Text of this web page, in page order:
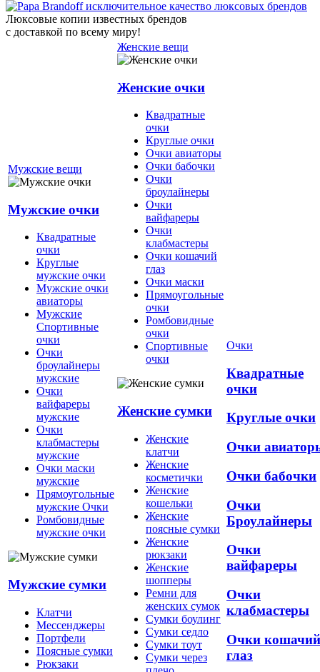
Люксовые копии известных брендов
с доставкой по всему миру!
Мужские вещи
Мужские очки
Квадратные
очки
Круглые
мужские очки
Мужские очки
авиаторы
Мужские
Спортивные
очки
Очки
броулайнеры
мужские
Очки
вайфареры
мужские
Очки
клабмастеры
мужские
Очки маски
мужские
Прямоугольные
мужские Очки
Ромбовидные
мужские очки
Мужские сумки
Клатчи
Мессенджеры
Портфели
Поясные сумки
Рюкзаки
Женские вещи
Женские очки
Квадратные
очки
Круглые очки
Очки авиаторы
Очки бабочки
Очки
броулайнеры
Очки
вайфареры
Очки
клабмастеры
Очки кошачий
глаз
Очки маски
Прямоугольные
очки
Ромбовидные
очки
Спортивные
очки
Женские сумки
Женские
клатчи
Женские
косметички
Женские
кошельки
Женские
поясные сумки
Женские
рюкзаки
Женские
шопперы
Ремни для
женских сумок
Сумки боулинг
Сумки седло
Сумки тоут
Сумки через
Очки
Квадратные
очки
Круглые очки
Очки
Очки бабочки
Очки
Броулайнеры
Очки
вайфареры
Очки
клабмастеры
Очки кошачий
глаз